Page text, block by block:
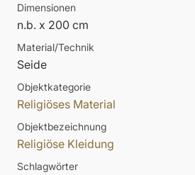
Dimensionen
n.b. x 200 cm
Material/Technik
Seide
Objektkategorie
Religiöses Material
Objektbezeichnung
Religiöse Kleidung
Schlagwörter